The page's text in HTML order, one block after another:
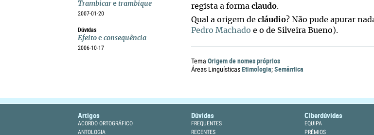
Trambicar e trambique
2007-01-20
Dúvidas
Efeito e consequência
2006-10-17
regista a forma claudo.
Qual a origem de cláudio? Não pude apurar
Pedro Machado e o de Silveira Bueno).
Tema Origem de nomes próprios
Áreas LinguísticasEtimologia;Semântica
Artigos
ACORDO ORTOGRÁFICO
ANTOLOGIA
Dúvidas
FREQUENTES
RECENTES
Ciberdúvidas
EQUIPA
PRÉMIOS